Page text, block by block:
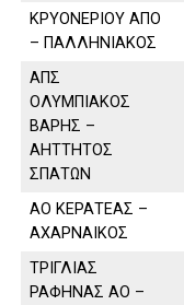
ΚΡΥΟΝΕΡΙΟΥ ΑΠΟ
– ΠΑΛΛΗΝΙΑΚΟΣ
ΑΠΣ
ΟΛΥΜΠΙΑΚΟΣ
ΒΑΡΗΣ –
ΑΗΤΤΗΤΟΣ
ΣΠΑΤΩΝ
ΑΟ ΚΕΡΑΤΕΑΣ –
ΑΧΑΡΝΑΙΚΟΣ
ΤΡΙΓΛΙΑΣ
ΡΑΦΗΝΑΣ ΑΟ –